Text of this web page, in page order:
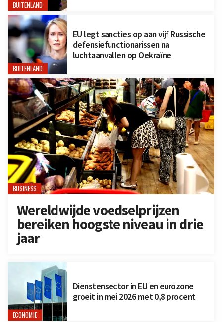
BUITENLAND
BUITENLAND
EU legt sancties op aan vijf Russische
defensiefunctionarissen na
luchtaanvallen op Oekraïne
BUSINESS
Wereldwijde voedselprijzen
bereiken hoogste niveau in drie
jaar
ECONOMIE
Dienstensector in EU en eurozone
groeit in mei 2026 met 0,8 procent